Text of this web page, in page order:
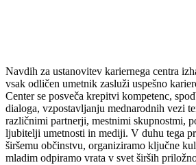
Navdih za ustanovitev kariernega centra
vsak odličen umetnik zasluži uspešno
Center se posveča krepitvi kompetenc,
dialoga, vzpostavljanju mednarodnih vezi
različnimi partnerji, mestnimi skupnostmi,
ljubitelji umetnosti in mediji. V duhu tega
širšemu občinstvu, organiziramo ključne
mladim odpiramo vrata v svet širših